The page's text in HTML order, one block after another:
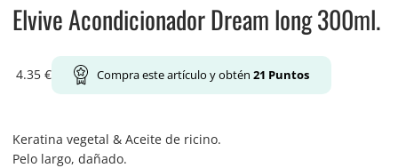
Elvive Acondicionador Dream long 300ml.
4.35 € Compra este artículo y obtén 21 Puntos
Keratina vegetal & Aceite de ricino.
Pelo largo, dañado.